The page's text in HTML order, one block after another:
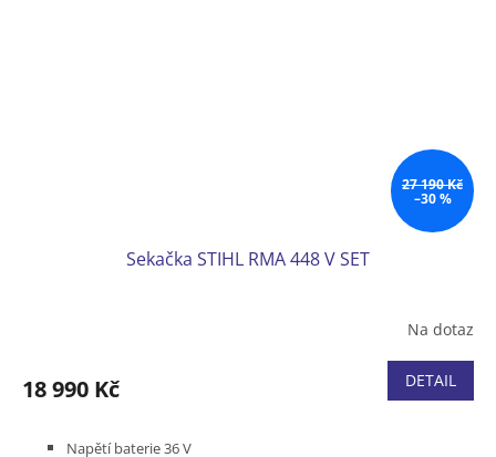
27 190 Kč
–30 %
Sekačka STIHL RMA 448 V SET
Na dotaz
18 990 Kč DETAIL
Napětí baterie 36 V